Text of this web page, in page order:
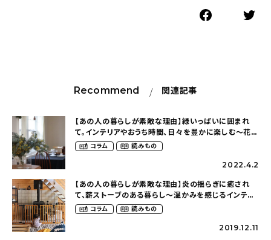
Recommend 関連記事
【あの人の暮らしが素敵な理由】緑いっぱいに囲まれ
て。インテリアやおうち時間、日々を豊かに楽しむ〜花と
緑のある暮らし（shizukubunさん）
コラム 読みもの
2022.4.2
【あの人の暮らしが素敵な理由】炎の揺らぎに癒され
て、薪ストーブのある暮らし〜温かみを感じるインテリ
ア（siippoさん）
コラム 読みもの
2019.12.11